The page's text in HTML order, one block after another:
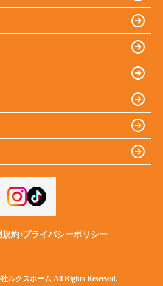
規約 プライバシーポリシー
ルクスホーム All Rights Reserved.